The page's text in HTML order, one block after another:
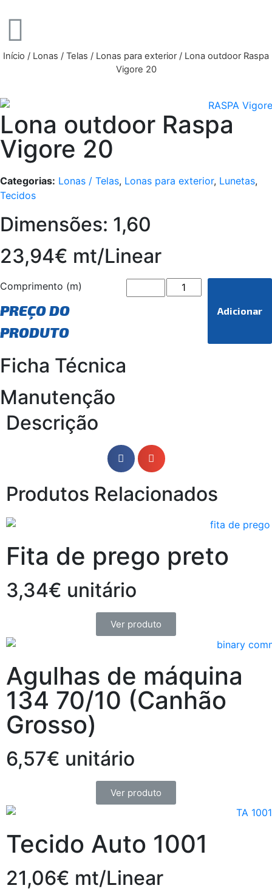
Início / Lonas / Telas / Lonas para exterior/ Lona outdoor Raspa
Vigore 20
Lona outdoor Raspa
Vigore 20
Categorias: Lonas / Telas, Lonas para exterior, Lunetas,
Tecidos
Dimensões: 1,60
23,94€ mt/Linear
Comprimento (m)
PREÇO DO
PRODUTO
Adicionar
Ficha Técnica
Manutenção
Descrição
Produtos Relacionados
Fita de prego preto
3,34€ unitário
Ver produto
Agulhas de máquina
134 70/10 (Canhão
Grosso)
6,57€ unitário
Ver produto
Tecido Auto 1001
21,06€ mt/Linear